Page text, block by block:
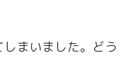
まいました。どう